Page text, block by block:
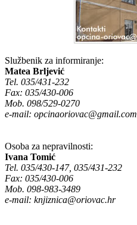
Službenik za informiranje:
Matea Brljević
Tel. 035/431-232
Fax: 035/430-006
Mob. 098/529-0270
e-mail: opcinaoriovac@gmail.com
Osoba za nepravilnosti:
Ivana Tomić
Tel. 035/430-147, 035/431-232
Fax: 035/430-006
Mob. 098-983-3489
e-mail: knjiznica@oriovac.hr